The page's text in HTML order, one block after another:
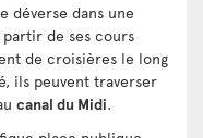
déverse dans une
de ses cours
de croisières le long
ils peuvent traverser
canal du Midi.